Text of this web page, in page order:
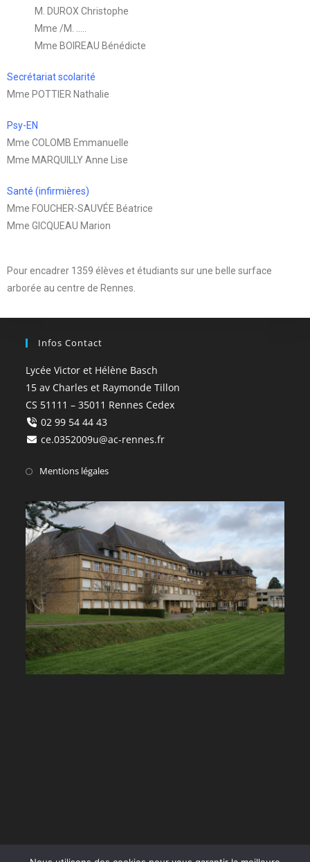
M. DUROX Christophe
Mme /M. …..
Mme BOIREAU Bénédicte
Secrétariat scolarité
Mme POTTIER Nathalie
Psy-EN
Mme COLOMB Emmanuelle
Mme MARQUILLY Anne Lise
Santé (infirmières)
Mme FOUCHER-SAUVÉE Béatrice
Mme GICQUEAU Marion
Pour encadrer 1359 élèves et étudiants sur une belle surface
arborée au centre de Rennes.
Infos Contact
Lycée Victor et Hélène Basch
15 av Charles et Raymonde Tillon
CS 51111 – 35011 Rennes Cedex
02 99 54 44 43
ce.0352009u@ac-rennes.fr
Mentions légales